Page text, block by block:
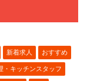
新着求人 おすすめ
・キッチンスタッフ